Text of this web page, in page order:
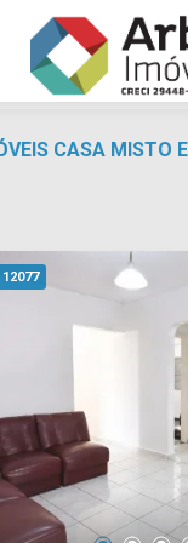
CASA MISTO
12077